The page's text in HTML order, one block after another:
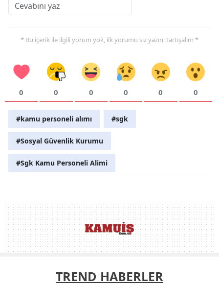
* Bu içerik ile ilgili yorum yok, ilk yorumu siz yazın, tartışalım *
0 0 0 0 0 0
#kamu personeli alımı #sgk
#Sosyal Güvenlik Kurumu
#Sgk Kamu Personeli Alimi
TREND HABERLER